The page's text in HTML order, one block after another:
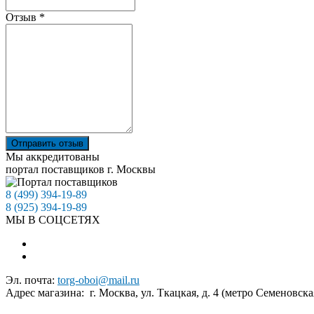
Отзыв *
Отправить отзыв
Мы аккредитованы
портал поставщиков г. Москвы
8 (499) 394-19-89
8 (925) 394-19-89
МЫ В СОЦСЕТЯХ
Эл. почта: torg-oboi@mail.ru
Адрес магазина: г. Москва, ул. Ткацкая, д. 4 (метро